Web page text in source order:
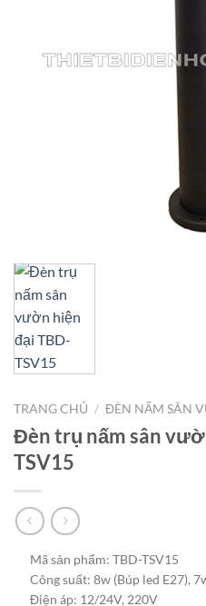
TRANG CHỦ / ĐÈN NẤM SÂN
Đèn trụ nấm sân
TSV15
Mã sản phẩm: TBD-TSV15
Công suất: 8w (Búp led E27),
Điện áp: 12/24V, 220V